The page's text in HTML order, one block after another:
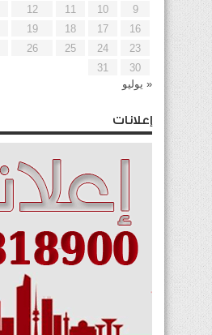
9
10
11
12
16
17
18
19
23
24
25
26
30
31
« يوليو
إعلانات